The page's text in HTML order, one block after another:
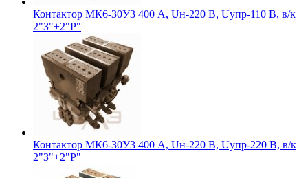
Контактор МК6-30У3 400 А, Uн-220 В, Uупр-110 В, в/к
2"З"+2"Р"
Контактор МК6-30У3 400 А, Uн-220 В, Uупр-220 В, в/к
2"З"+2"Р"